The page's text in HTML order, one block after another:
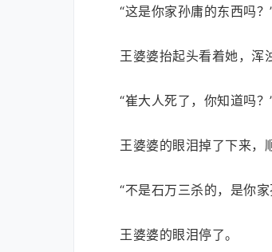
“这是你家孙庸的东西吗？
王婆婆抬起头看着她，浑
“崔大人死了，你知道吗？
王婆婆的眼泪掉了下来，
“不是石万三杀的，是你
王婆婆的眼泪停了。